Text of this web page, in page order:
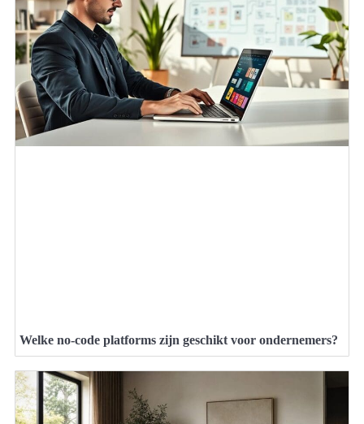
Welke no-code platforms zijn geschikt voor ondernemers?